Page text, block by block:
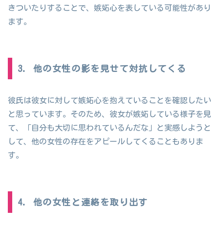
きついたりすることで、嫉妬心を表している可能性があり
ます。
3. 他の女性の影を見せて対抗してくる
彼氏は彼女に対して嫉妬心を抱えていることを確認したい
と思っています。そのため、彼女が嫉妬している様子を見
て、「自分も大切に思われているんだな」と実感しようと
して、他の女性の存在をアピールしてくることもありま
す。
4. 他の女性と連絡を取り出す